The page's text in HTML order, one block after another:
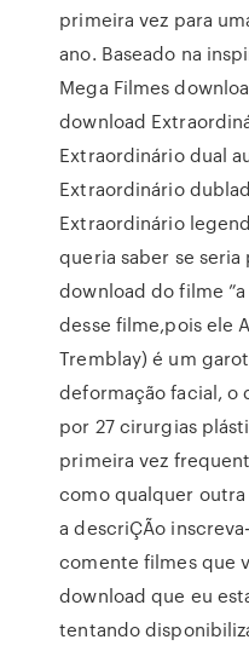
primeira vez para
ano. Baseado na
Mega Filmes
download
Extraordinário dual
Extraordinário
Extraordinário
queria saber se
download do filme ”a
desse filme,pois ele
Tremblay) é um
deformação facial, o
por 27 cirurgias
primeira vez
como qualquer outra
a descriÇÃo
comente filmes que
download que eu
tentando